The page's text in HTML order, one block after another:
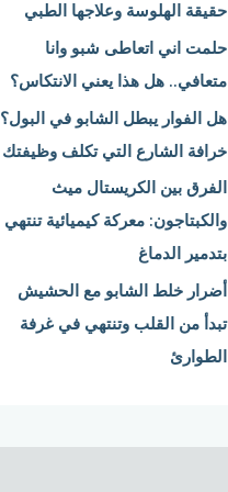
:
حقيقة الهلوسة وعلاجها الطبي
حلمت اني اتعاطى شبو وانا
متعافي.. هل هذا يعني الانتكاس؟
هل الفوار يبطل الشابو في البول؟
خرافة الشارع التي تكلف وظيفتك
الفرق بين الكريستال ميث
والكبتاجون: معركة كيميائية تنتهي
بتدمير الدماغ
أضرار خلط الشابو مع الحشيش
تبدأ من القلب وتنتهي في غرفة
الطوارئ